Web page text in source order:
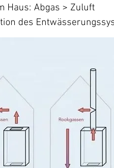
Haus: Abgas > Zuluft
des